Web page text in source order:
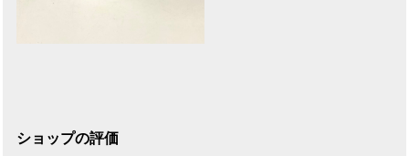
ショップの評価